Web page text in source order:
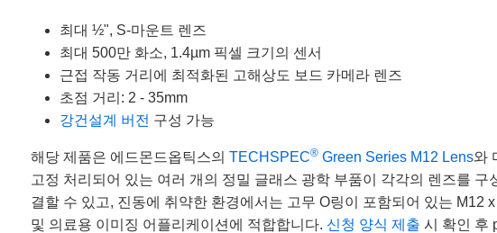
최대 ½", S-마운트 렌즈
최대 500만 화소, 1.4µm 픽셀 크기의 센서
근접 작동 거리에 최적화된 고해상도 보드 카메라 렌즈
초점 거리: 2 - 35mm
강건설계 버전 구성 가능
해당 제품은 에드몬드옵틱스의 TECHSPEC®Green Series M12 Lens와
고정 처리되어 있는 여러 개의 정밀 글래스 광학 부품이 각각의 렌즈를
결할 수 있고, 진동에 취약한 환경에서는 고무 O링이 포함되어 있는 M12
및 의료용 이미징 어플리케이션에 적합합니다. 신청 양식 제출 시 확인 후